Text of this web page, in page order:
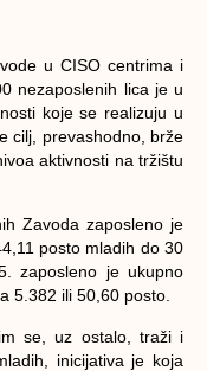
u CISO centrima i
nezaposlenih lica je u
koje se realizuju u
cilj, prevashodno, brže
aktivnosti na tržištu
Zavoda zaposleno je
posto mladih do 30
zaposleno je ukupno
5.382 ili 50,60 posto.
se, uz ostalo, traži i
inicijativa je koja